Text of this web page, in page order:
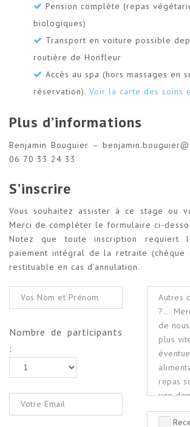
Pension complète (repas
biologiques)
Transport en voiture possible
routière de Honfleur
Accès au spa (hors massages en
réservation). Voir la carte des soins
Plus d’informations
Benjamin Bouguier –
06 70 33 24 33
S’inscrire
Vous souhaitez assister à ce stage ou
Merci de compléter le formulaire ci-
Notez que toute inscription requiert
paiement intégral de la retraite (chèque
restituable en cas d’annulation.
Nombre de participants
: